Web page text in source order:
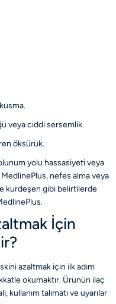
veya ciddi sersemlik.
öksürük.
yolu hassasiyeti veya
nefes alma veya
kurdeşen gibi belirtilerde
.
İçin
azaltmak için ilk adım
okumaktır. Ürünün ilaç
kullanım talimatı ve uyarılar